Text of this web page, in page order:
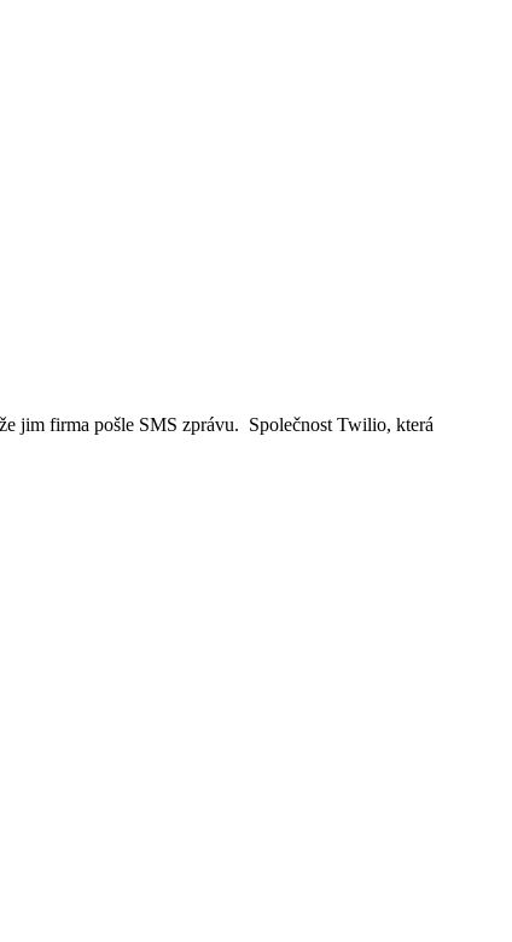
jim firma pošle SMS zprávu. Společnost Twilio, která